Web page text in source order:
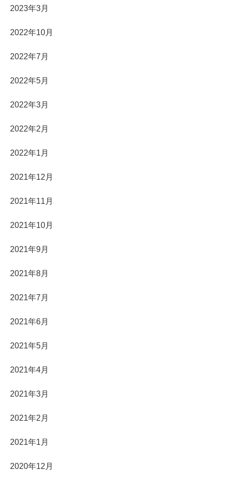
2023年3月
2022年10月
2022年7月
2022年5月
2022年3月
2022年2月
2022年1月
2021年12月
2021年11月
2021年10月
2021年9月
2021年8月
2021年7月
2021年6月
2021年5月
2021年4月
2021年3月
2021年2月
2021年1月
2020年12月